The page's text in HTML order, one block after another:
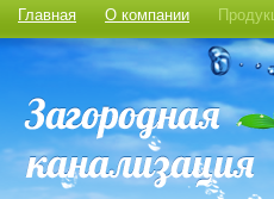
Главная О компании